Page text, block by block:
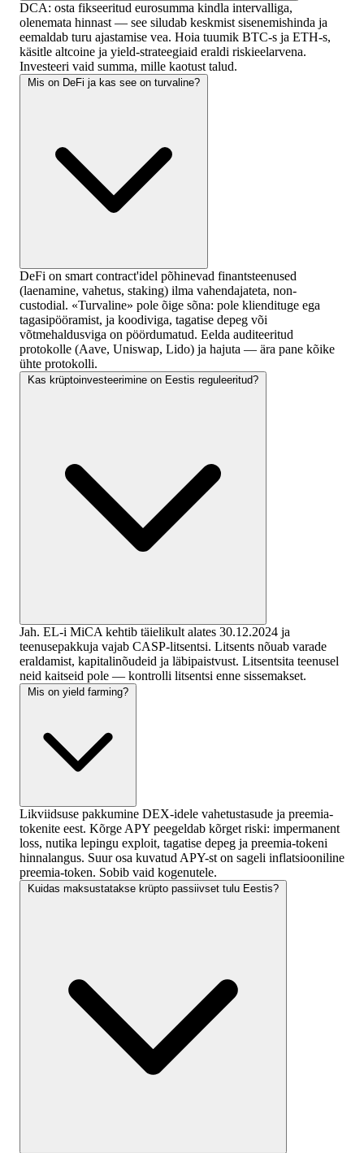
DCA: osta fikseeritud eurosumma kindla intervalliga,
olenemata hinnast — see siludab keskmist sisenemishinda ja
eemaldab turu ajastamise vea. Hoia tuumik BTC-s ja ETH-s,
käsitle altcoine ja yield-strateegiaid eraldi riskieelarvena.
Investeeri vaid summa, mille kaotust talud.
Mis on DeFi ja kas see on turvaline?
DeFi on smart contract'idel põhinevad finantsteenused
(laenamine, vahetus, staking) ilma vahendajateta, non-
custodial. «Turvaline» pole õige sõna: pole kliendituge ega
tagasipööramist, ja koodiviga, tagatise depeg või
võtmehaldusviga on pöördumatud. Eelda auditeeritud
protokolle (Aave, Uniswap, Lido) ja hajuta — ära pane kõike
ühte protokolli.
Kas krüptoinvesteerimine on Eestis reguleeritud?
Jah. EL-i MiCA kehtib täielikult alates 30.12.2024 ja
teenusepakkuja vajab CASP-litsentsi. Litsents nõuab varade
eraldamist, kapitalinõudeid ja läbipaistvust. Litsentsita teenusel
neid kaitseid pole — kontrolli litsentsi enne sissemakset.
Mis on yield farming?
Likviidsuse pakkumine DEX-idele vahetustasude ja preemia-
tokenite eest. Kõrge APY peegeldab kõrget riski: impermanent
loss, nutika lepingu exploit, tagatise depeg ja preemia-tokeni
hinnalangus. Suur osa kuvatud APY-st on sageli inflatsiooniline
preemia-token. Sobib vaid kogenutele.
Kuidas maksustatakse krüpto passiivset tulu Eestis?